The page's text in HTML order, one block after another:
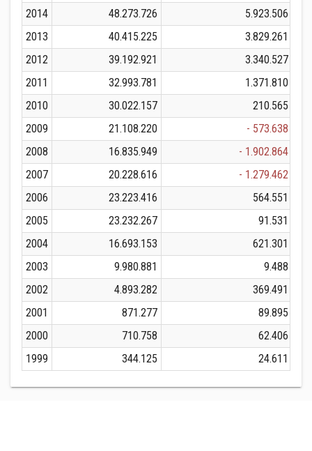
2014
48.273.726 5.923.506
2013
40.415.225 3.829.261
2012
39.192.921 3.340.527
2011
32.993.781 1.371.810
2010
30.022.157 210.565
2009
21.108.220 - 573.638
2008
16.835.949 - 1.902.864
2007
20.228.616 - 1.279.462
2006
23.223.416 564.551
2005
23.232.267 91.531
2004
16.693.153 621.301
2003
9.980.881 9.488
2002
4.893.282
369.491
2001
871.277
89.895
2000
710.758
62.406
1999
344.125 24.611